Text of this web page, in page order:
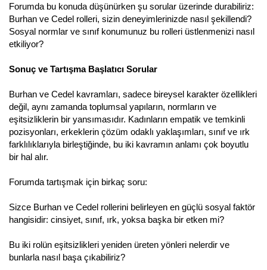
Forumda bu konuda düşünürken şu sorular üzerinde durabiliriz:
Burhan ve Cedel rolleri, sizin deneyimlerinizde nasıl şekillendi?
Sosyal normlar ve sınıf konumunuz bu rolleri üstlenmenizi nasıl
etkiliyor?
Sonuç ve Tartışma Başlatıcı Sorular
Burhan ve Cedel kavramları, sadece bireysel karakter özellikleri
değil, aynı zamanda toplumsal yapıların, normların ve
eşitsizliklerin bir yansımasıdır. Kadınların empatik ve temkinli
pozisyonları, erkeklerin çözüm odaklı yaklaşımları, sınıf ve ırk
farklılıklarıyla birleştiğinde, bu iki kavramın anlamı çok boyutlu
bir hal alır.
Forumda tartışmak için birkaç soru:
Sizce Burhan ve Cedel rollerini belirleyen en güçlü sosyal faktör
hangisidir: cinsiyet, sınıf, ırk, yoksa başka bir etken mi?
Bu iki rolün eşitsizlikleri yeniden üreten yönleri nelerdir ve
bunlarla nasıl başa çıkabiliriz?